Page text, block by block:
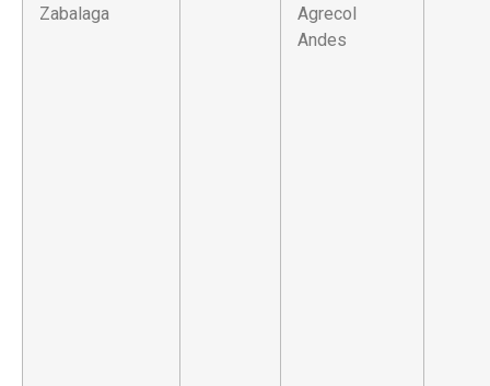
Zabalaga
Agrecol
Andes